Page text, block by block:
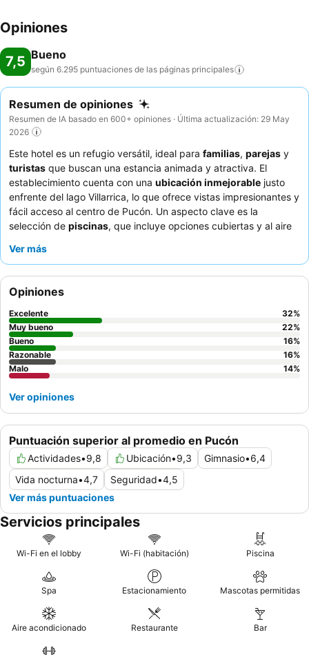
Opiniones
7,5 Bueno
según 6.295 puntuaciones de las páginas principales
Resumen de opiniones
Resumen de IA basado en 600+ opiniones · Última actualización: 29 May
2026
Este hotel es un refugio versátil, ideal para familias, parejas y
turistas que buscan una estancia animada y atractiva. El
establecimiento cuenta con una ubicación inmejorable justo
enfrente del lago Villarrica, lo que ofrece vistas impresionantes y
fácil acceso al centro de Pucón. Un aspecto clave es la
selección de piscinas, que incluye opciones cubiertas y al aire
club infantil. Los huéspedes elogian constantemente al
disfrutar de la mejor experiencia, considere solicitar una
habitación con
pintoresco entorno.
Ver más
Puntuación superior al promedio en Pucón
Actividades•9,8 Ubicación•9,3 Gimnasio•6,4
Vida nocturna•4,7 Seguridad•4,5
Ver más puntuaciones
Opiniones
Excelente 32%
Muy bueno
22%
Bueno
16%
Razonable
16%
Malo
14%
Ver opiniones
Servicios principales
Wi-Fi en el lobby Wi-Fi (habitación) Piscina
Spa Estacionamiento Mascotas permitidas
Aire acondicionado Restaurante Bar